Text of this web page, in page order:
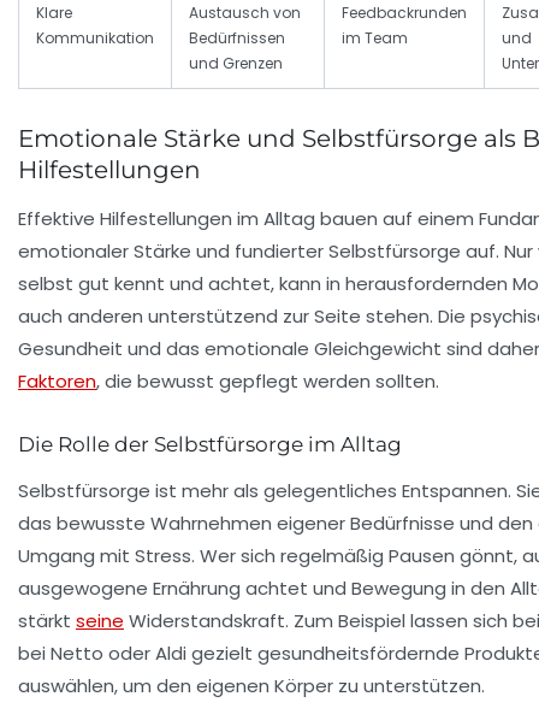
Klare
Kommunikation
Austausch von
Bedürfnissen
und Grenzen
Feedbackrunden
im Team
und
Emotionale Stärke und Selbstfürsorge als
Hilfestellungen
Effektive Hilfestellungen im Alltag bauen auf einem
emotionaler Stärke und fundierter Selbstfürsorge auf. Nur
selbst gut kennt und achtet, kann in herausfordernden
auch anderen unterstützend zur Seite stehen. Die
Gesundheit und das emotionale Gleichgewicht sind
Faktoren, die bewusst gepflegt werden sollten.
Die Rolle der Selbstfürsorge im Alltag
Selbstfürsorge ist mehr als gelegentliches Entspannen.
das bewusste Wahrnehmen eigener Bedürfnisse und den
Umgang mit Stress. Wer sich regelmäßig Pausen gönnt,
ausgewogene Ernährung achtet und Bewegung in den
stärkt seine Widerstandskraft. Zum Beispiel lassen sich
bei Netto oder Aldi gezielt gesundheitsfördernde
auswählen, um den eigenen Körper zu unterstützen.